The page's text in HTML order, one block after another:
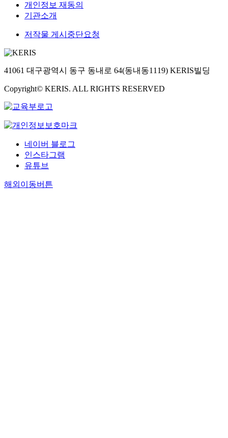
개인정보 재동의
기관소개
저작물 게시중단요청
41061 대구광역시 동구 동내로 64(동내동1119) KERIS빌딩
Copyright© KERIS. ALL RIGHTS RESERVED
네이버 블로그
인스타그램
유튜브
해외이동버튼